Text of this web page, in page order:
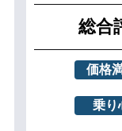
総合
価格
乗り